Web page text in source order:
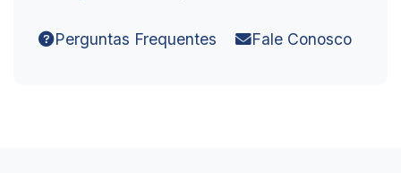
Perguntas Frequentes Fale Conosco